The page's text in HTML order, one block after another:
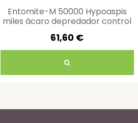
Entomite-M 50000 Hypoaspis
miles ácaro depredador control
61,60 €